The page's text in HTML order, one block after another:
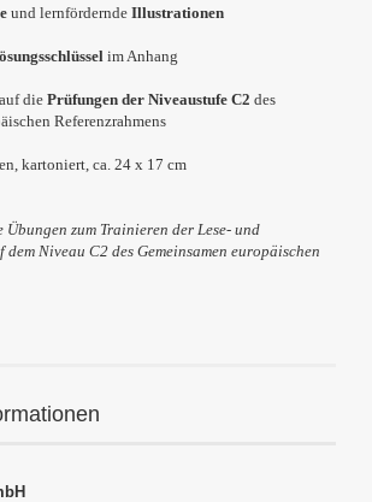
und lernfördernde Illustrationen
im Anhang
die Prüfungen der Niveaustufe C2 des
Referenzrahmens
kartoniert, ca. 24 x 17 cm
Übungen zum Trainieren der Lese- und
Niveau C2 des Gemeinsamen europäischen